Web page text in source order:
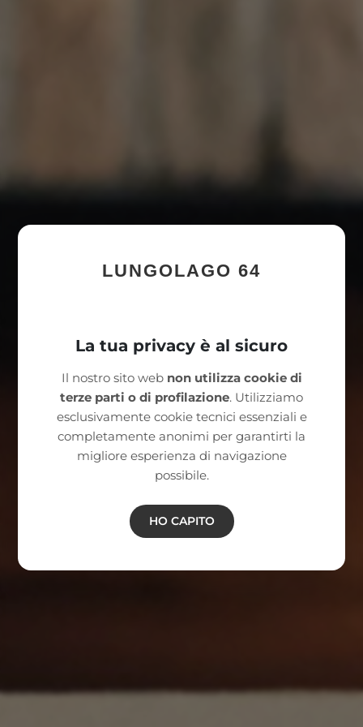
LUNGOLAGO 64
La tua privacy è al sicuro
Il nostro sito web non utilizza cookie di
terze parti o di profilazione. Utilizziamo
esclusivamente cookie tecnici essenziali e
completamente anonimi per garantirti la
migliore esperienza di navigazione
possibile.
HO CAPITO